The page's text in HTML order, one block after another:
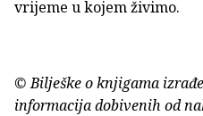
vrijeme u kojem živimo.
© Bilješke o knjigama
informacija dobivenih od